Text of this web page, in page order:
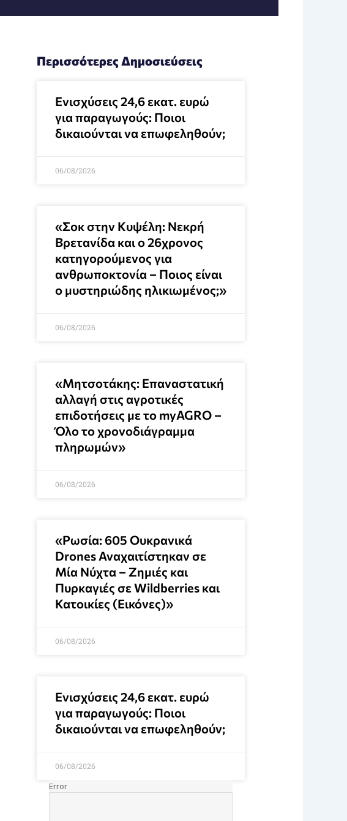
Περισσότερες Δημοσιεύσεις
Ενισχύσεις 24,6 εκατ. ευρώ
για παραγωγούς: Ποιοι
δικαιούνται να επωφεληθούν;
06/08/2026
«Σοκ στην Κυψέλη: Νεκρή
Βρετανίδα και ο 26χρονος
κατηγορούμενος για
ανθρωποκτονία – Ποιος είναι
ο μυστηριώδης ηλικιωμένος;»
06/08/2026
«Μητσοτάκης: Επαναστατική
αλλαγή στις αγροτικές
επιδοτήσεις με το myAGRO –
Όλο το χρονοδιάγραμμα
πληρωμών»
06/08/2026
«Ρωσία: 605 Ουκρανικά
Drones Αναχαιτίστηκαν σε
Μία Νύχτα – Ζημιές και
Πυρκαγιές σε Wildberries και
Κατοικίες (Εικόνες)»
06/08/2026
Ενισχύσεις 24,6 εκατ. ευρώ
για παραγωγούς: Ποιοι
δικαιούνται να επωφεληθούν;
06/08/2026